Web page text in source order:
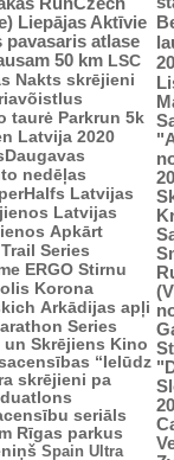
Liepājas Aktīvie
pavasaris atlase
50 km LSC
Nakts skrējieni
taurė Parkrun 5k
Latvija 2020
nedēļas
Latvijas
Latvijas
Apkārt
Series
ERGO Stirnu
Korona
Arkādijas apļi
Series
un Skrējiens Kino
“Ielūdz
skrējieni pa
seriāls
Rīgas parkus
Spain Ultra